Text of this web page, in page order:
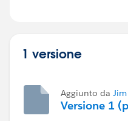
1 versione
Aggiunto da
HoF
Versione 1